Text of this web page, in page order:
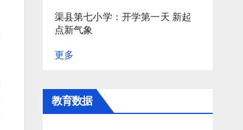
渠县第七小学：开学第一天 新起
点新气象
更多
教育数据